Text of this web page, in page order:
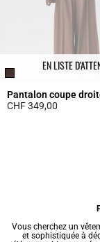
EN LISTE
Pantalon coupe
CHF 349,00
Vous cherchez un
et sophistiquée à